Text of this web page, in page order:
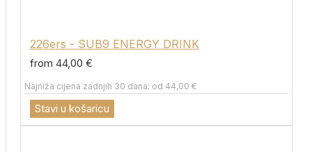
226ers - SUB9 ENERGY DRINK
from 44,00 €
Najniža cijena zadnjih 30 dana: od 44,00 €
Stavi u košaricu